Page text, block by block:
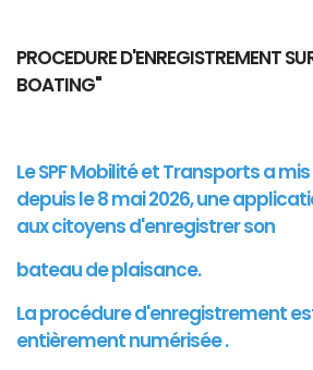
PROCEDURE D'ENREGISTREMENT
BOATING"
Le SPF Mobilité et Transports a
depuis le 8 mai 2026, une
aux citoyens d'enregistrer son
bateau de plaisance.
La procédure d'enregistrement
entièrement numérisée .